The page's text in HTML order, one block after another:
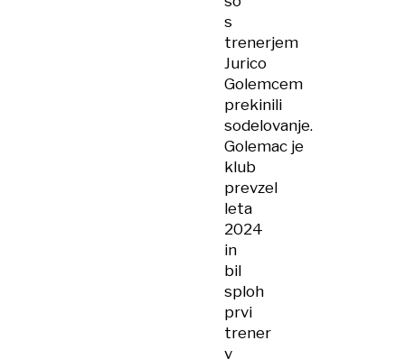
s
trenerjem
Jurico
Golemcem
prekinili
sodelovanje.
Golemac je
klub
prevzel
leta
2024
in
bil
sploh
prvi
trener
v